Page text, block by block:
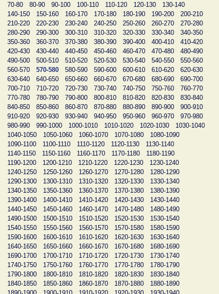
70-80
80-90 90-100 100-110 110-120 120-130
130-140
140-150
150-160 160-170 170-180 180-190 190-200
200-210
210-220
220-230 230-240 240-250 250-260 260-270
270-280
280-290
290-300 300-310 310-320 320-330 330-340
340-350
350-360
360-370 370-380 380-390 390-400 400-410
410-420
420-430
430-440 440-450 450-460 460-470 470-480
480-490
490-500
500-510 510-520 520-530 530-540 540-550
550-560
560-570
570-580 580-590 590-600 600-610 610-620
620-630
630-640
640-650 650-660 660-670 670-680 680-690
690-700
700-710
710-720 720-730 730-740 740-750 750-760
760-770
770-780
780-790 790-800 800-810 810-820 820-830
830-840
840-850
850-860 860-870 870-880 880-890 890-900
900-910
910-920
920-930 930-940 940-950 950-960 960-970
970-980
980-990
990-1000 1000-1010 1010-1020 1020-1030
1030-1040
1040-1050
1050-1060 1060-1070 1070-1080
1080-1090
1090-1100
1100-1110 1110-1120 1120-1130
1130-1140
1140-1150
1150-1160 1160-1170 1170-1180
1180-1190
1190-1200
1200-1210 1210-1220 1220-1230
1230-1240
1240-1250
1250-1260 1260-1270 1270-1280
1280-1290
1290-1300
1300-1310 1310-1320 1320-1330
1330-1340
1340-1350
1350-1360 1360-1370 1370-1380
1380-1390
1390-1400
1400-1410 1410-1420 1420-1430
1430-1440
1440-1450
1450-1460 1460-1470 1470-1480
1480-1490
1490-1500
1500-1510 1510-1520 1520-1530
1530-1540
1540-1550
1550-1560 1560-1570 1570-1580
1580-1590
1590-1600
1600-1610 1610-1620 1620-1630
1630-1640
1640-1650
1650-1660 1660-1670 1670-1680
1680-1690
1690-1700
1700-1710 1710-1720 1720-1730
1730-1740
1740-1750
1750-1760 1760-1770 1770-1780
1780-1790
1790-1800
1800-1810 1810-1820 1820-1830
1830-1840
1840-1850
1850-1860 1860-1870 1870-1880
1880-1890